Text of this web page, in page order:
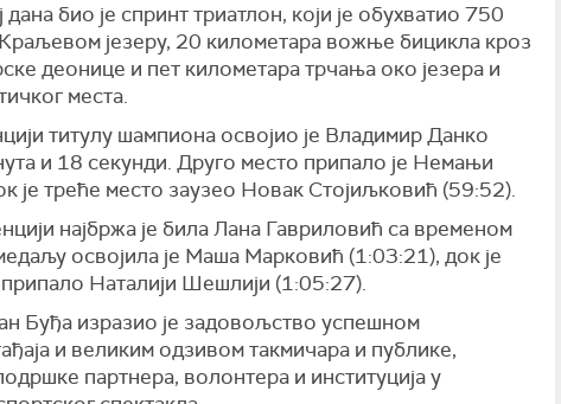
био је спринт триатлон, који је обухватио 750
језеру, 20 километара вожње бицикла кроз
деонице и пет километара трчања око језера и
места.
титулу шампиона освојио је Владимир Данко
и 18 секунди. Друго место припало је Немањи
је треће место заузео Новак Стојиљковић (59:52).
најбржа је била Лана Гавриловић са временом
освојила је Маша Марковић (1:03:21), док је
Наталији Шешлији (1:05:27).
Буђа изразио је задовољство успешном
и великим одзивом такмичара и публике,
партнера, волонтера и институција у